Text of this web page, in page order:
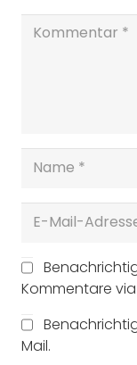
Kommentare via
Mail.